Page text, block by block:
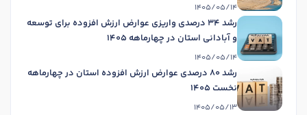
1405/05/14
رشد 34 درصدی واریزی عوارض ارزش افزوده برای توسعه
و آبادانی استان در چهارماهه 1405
1405/05/14
رشد 80 درصدی عوارض ارزش افزوده استان در چهارماهه
نخست 1405
1405/05/13